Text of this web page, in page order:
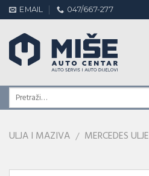
Skip
to
content
EMAIL 047/667-277
ULJA I MAZIVA / MERCEDES ULJE